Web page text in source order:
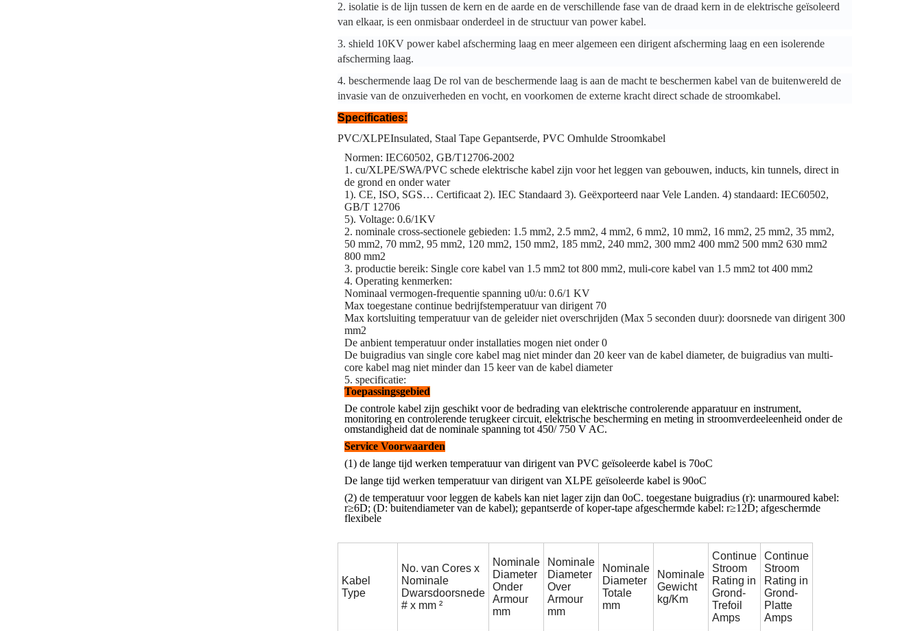
2. isolatie is de lijn tussen de kern en de aarde en de verschillende fase van de draad kern in de elektrische geïsoleerd
van elkaar, is een onmisbaar onderdeel in de structuur van power kabel.
3. shield 10KV power kabel afscherming laag en meer algemeen een dirigent afscherming laag en een isolerende
afscherming laag.
4. beschermende laag De rol van de beschermende laag is aan de macht te beschermen kabel van de buitenwereld de
invasie van de onzuiverheden en vocht, en voorkomen de externe kracht direct schade de stroomkabel.
Specificaties:
PVC/XLPEInsulated, Staal Tape Gepantserde, PVC Omhulde Stroomkabel
Normen: IEC60502, GB/T12706-2002
1. cu/XLPE/SWA/PVC schede elektrische kabel zijn voor het leggen van gebouwen, inducts, kin tunnels, direct in
de grond en onder water
1). CE, ISO, SGS… Certificaat 2). IEC Standaard 3). Geëxporteerd naar Vele Landen. 4) standaard: IEC60502,
GB/T 12706
5). Voltage: 0.6/1KV
2. nominale cross-sectionele gebieden: 1.5 mm2, 2.5 mm2, 4 mm2, 6 mm2, 10 mm2, 16 mm2, 25 mm2, 35 mm2,
50 mm2, 70 mm2, 95 mm2, 120 mm2, 150 mm2, 185 mm2, 240 mm2, 300 mm2 400 mm2 500 mm2 630 mm2
800 mm2
3. productie bereik: Single core kabel van 1.5 mm2 tot 800 mm2, muli-core kabel van 1.5 mm2 tot 400 mm2
4. Operating kenmerken:
Nominaal vermogen-frequentie spanning u0/u: 0.6/1 KV
Max toegestane continue bedrijfstemperatuur van dirigent 70
Max kortsluiting temperatuur van de geleider niet overschrijden (Max 5 seconden duur): doorsnede van dirigent 300
mm2
De anbient temperatuur onder installaties mogen niet onder 0
De buigradius van single core kabel mag niet minder dan 20 keer van de kabel diameter, de buigradius van multi-
core kabel mag niet minder dan 15 keer van de kabel diameter
5. specificatie:
Toepassingsgebied
De controle kabel zijn geschikt voor de bedrading van elektrische controlerende apparatuur en instrument,
monitoring en controlerende terugkeer circuit, elektrische bescherming en meting in stroomverdeeleenheid onder de
omstandigheid dat de nominale spanning tot 450/ 750 V AC.
Service Voorwaarden
(1) de lange tijd werken temperatuur van dirigent van PVC geïsoleerde kabel is 70oC
De lange tijd werken temperatuur van dirigent van XLPE geïsoleerde kabel is 90oC
(2) de temperatuur voor leggen de kabels kan niet lager zijn dan 0oC. toegestane buigradius (r): unarmoured kabel:
r≥6D; (D: buitendiameter van de kabel); gepantserde of koper-tape afgeschermde kabel: r≥12D; afgeschermde
flexibele
Kabel
Type
No. van Cores x
Nominale
Dwarsdoorsnede
# x mm ²
Nominale
Diameter
Onder
Armour
mm
Nominale
Diameter
Over
Armour
mm
Nominale
Diameter
Totale
mm
Nominale
Gewicht
kg/Km
Continue
Stroom
Rating in
Grond-
Trefoil
Amps
Continue
Stroom
Rating in
Grond-
Platte
Amps